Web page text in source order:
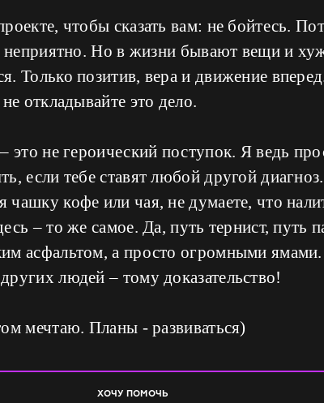
чтобы сказать вам: не бойтесь.
неприятно. Но в жизни бывают вещи и
Только позитив, вера и движение
откладывайте это дело.
это не героический поступок. Я ведь
если тебе ставят любой другой
кофе или чая, не думаете, что
– то же самое. Да, путь тернист, путь
асфальтом, а просто огромными
людей – тому доказательство!
мечтаю. Планы - развиваться)
ХОЧУ ПОМОЧЬ